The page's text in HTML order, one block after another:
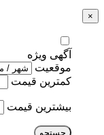
×
آگهی ویژه
موقعیت
کمترین قیمت
بیشترین قیمت
جستجو